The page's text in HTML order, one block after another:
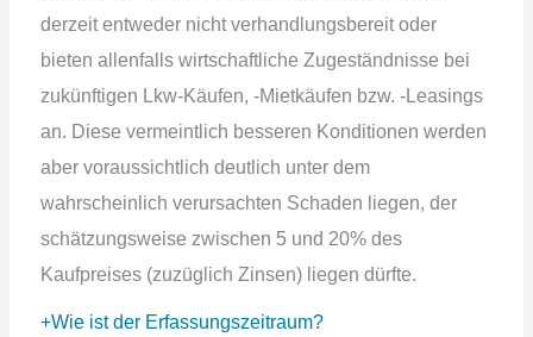
derzeit entweder nicht verhandlungsbereit oder
bieten allenfalls wirtschaftliche Zugeständnisse bei
zukünftigen Lkw-Käufen, -Mietkäufen bzw. -Leasings
an. Diese vermeintlich besseren Konditionen werden
aber voraussichtlich deutlich unter dem
wahrscheinlich verursachten Schaden liegen, der
schätzungsweise zwischen 5 und 20% des
Kaufpreises (zuzüglich Zinsen) liegen dürfte.
Wie ist der Erfassungszeitraum?